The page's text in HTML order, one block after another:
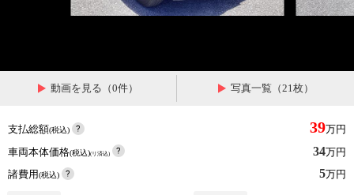
動画を見る（0件） 写真一覧（21枚）
支払総額(税込) 39万円
車両本体価格(税込)(リ済込) 34万円
諸費用(税込) 5万円